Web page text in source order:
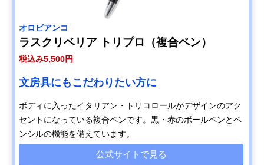
オロビアンコ
ラスクリベリア トリプロ（複合ペン）
税込み5,500円
文房具にもこだわりたい方に
ボディに入ったイタリアン・トリコロールがデザインのアク
セントになっている複合ペンです。黒・赤のボールペンとペ
ンシルの機能を備えています。
公式サイトで見る